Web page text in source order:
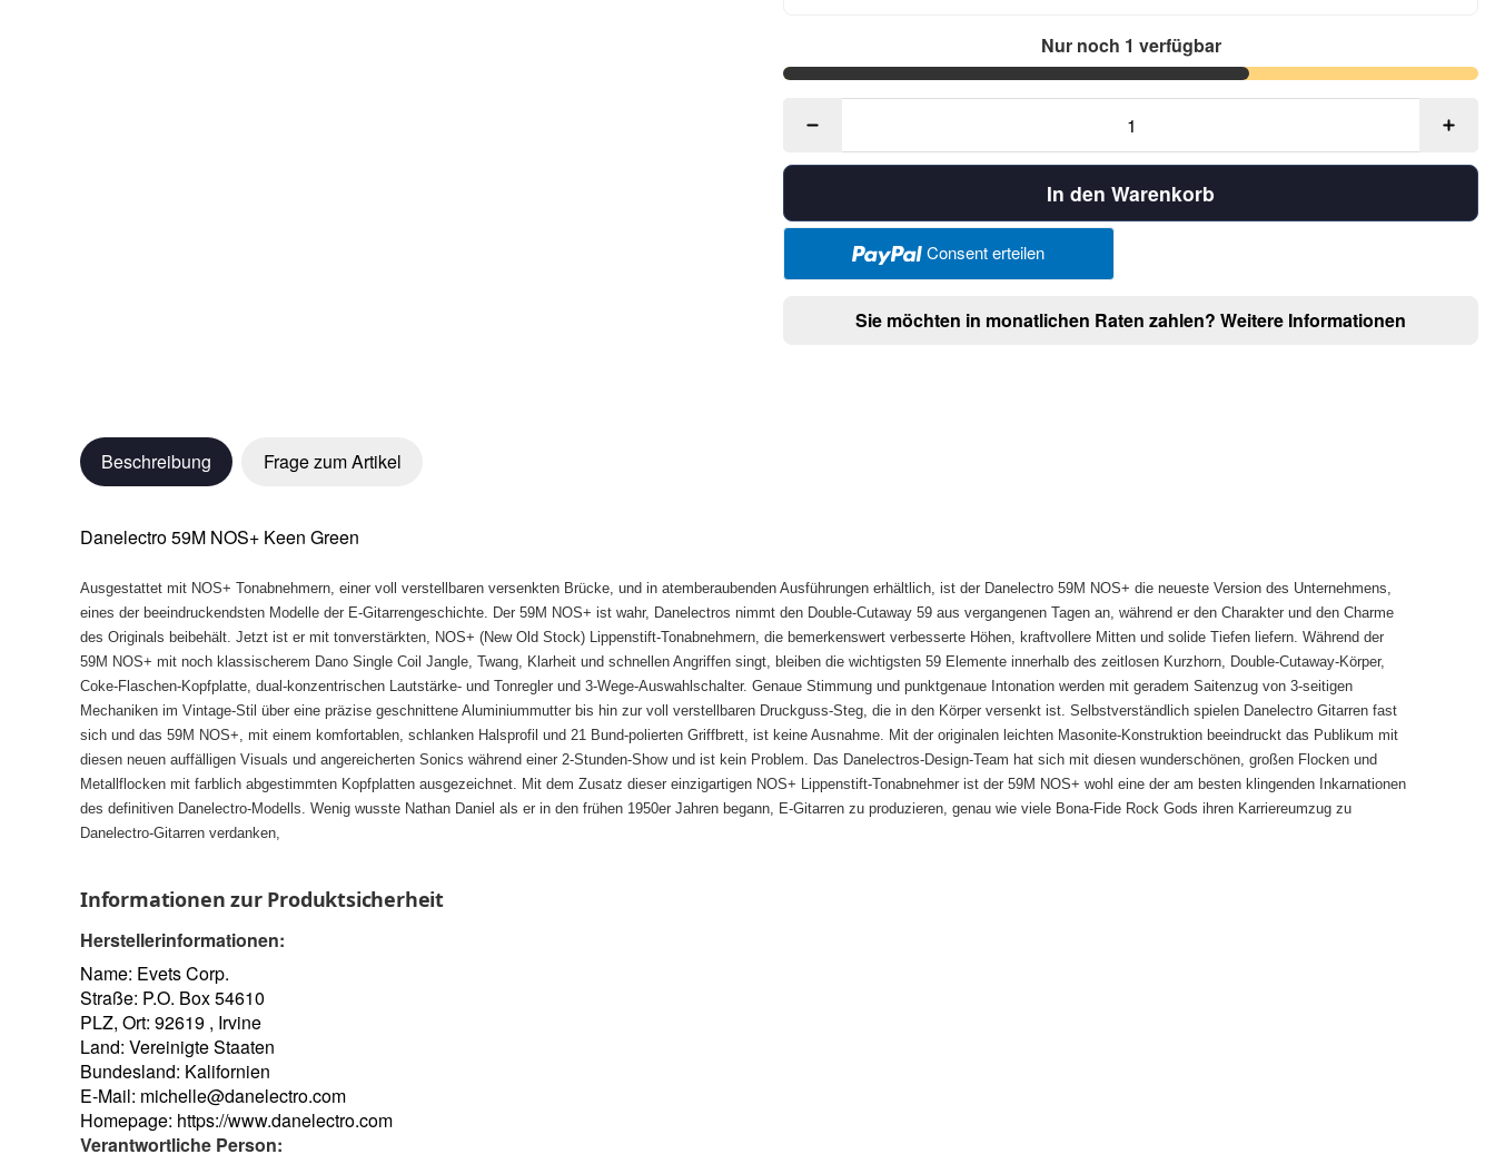
Nur noch 1 verfügbar
In den Warenkorb
Consent erteilen
Sie möchten in monatlichen Raten zahlen? Weitere Informationen
Beschreibung Frage zum Artikel
Danelectro 59M NOS+ Keen Green
Ausgestattet mit NOS+ Tonabnehmern, einer voll verstellbaren versenkten Brücke, und in atemberaubenden Ausführungen erhältlich, ist der Danelectro 59M NOS+ die neueste Version des Unternehmens,
eines der beeindruckendsten Modelle der E-Gitarrengeschichte. Der 59M NOS+ ist wahr, Danelectros nimmt den Double-Cutaway 59 aus vergangenen Tagen an, während er den Charakter und den Charme
des Originals beibehält. Jetzt ist er mit tonverstärkten, NOS+ (New Old Stock) Lippenstift-Tonabnehmern, die bemerkenswert verbesserte Höhen, kraftvollere Mitten und solide Tiefen liefern. Während der
59M NOS+ mit noch klassischerem Dano Single Coil Jangle, Twang, Klarheit und schnellen Angriffen singt, bleiben die wichtigsten 59 Elemente innerhalb des zeitlosen Kurzhorn, Double-Cutaway-Körper,
Coke-Flaschen-Kopfplatte, dual-konzentrischen Lautstärke- und Tonregler und 3-Wege-Auswahlschalter. Genaue Stimmung und punktgenaue Intonation werden mit geradem Saitenzug von 3-seitigen
Mechaniken im Vintage-Stil über eine präzise geschnittene Aluminiummutter bis hin zur voll verstellbaren Druckguss-Steg, die in den Körper versenkt ist. Selbstverständlich spielen Danelectro Gitarren fast
sich und das 59M NOS+, mit einem komfortablen, schlanken Halsprofil und 21 Bund-polierten Griffbrett, ist keine Ausnahme. Mit der originalen leichten Masonite-Konstruktion beeindruckt das Publikum mit
diesen neuen auffälligen Visuals und angereicherten Sonics während einer 2-Stunden-Show und ist kein Problem. Das Danelectros-Design-Team hat sich mit diesen wunderschönen, großen Flocken und
Metallflocken mit farblich abgestimmten Kopfplatten ausgezeichnet. Mit dem Zusatz dieser einzigartigen NOS+ Lippenstift-Tonabnehmer ist der 59M NOS+ wohl eine der am besten klingenden Inkarnationen
des definitiven Danelectro-Modells. Wenig wusste Nathan Daniel als er in den frühen 1950er Jahren begann, E-Gitarren zu produzieren, genau wie viele Bona-Fide Rock Gods ihren Karriereumzug zu
Danelectro-Gitarren verdanken,
Informationen zur Produktsicherheit
Herstellerinformationen:
Name: Evets Corp.
Straße: P.O. Box 54610
PLZ, Ort: 92619 , Irvine
Land: Vereinigte Staaten
Bundesland: Kalifornien
E-Mail: michelle@danelectro.com
Homepage: https://www.danelectro.com
Verantwortliche Person: